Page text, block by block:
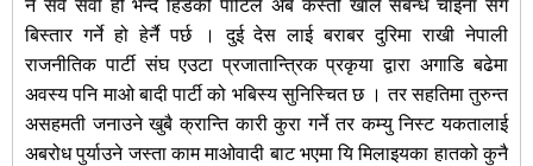
नै सर्वे सर्वा हो भन्दै हिंडेको पार्टिले अब कस्तो खाले संबन्ध चाइना संग
बिस्तार गर्ने हो हेर्नै पर्छ । दुई देस लाई बराबर दुरिमा राखी नेपाली
राजनीतिक पार्टी संघ एउटा प्रजातान्त्रिक प्रकृया द्वारा अगाडि बढेमा
अवस्य पनि माओ बादी पार्टी को भबिस्य सुनिस्चित छ । तर सहतिमा तुरुन्त
असहमती जनाउने खुबै क्रान्ति कारी कुरा गर्ने तर कम्यु निस्ट यकतालाई
अबरोध पुर्याउने जस्ता काम माओवादी बाट भएमा यि मिलाइयका हातको कुनै